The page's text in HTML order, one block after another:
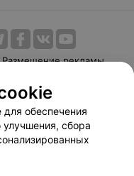
Размещение рекламы
Способы оплаты
103.by
обеспечения
улучшения, сбора